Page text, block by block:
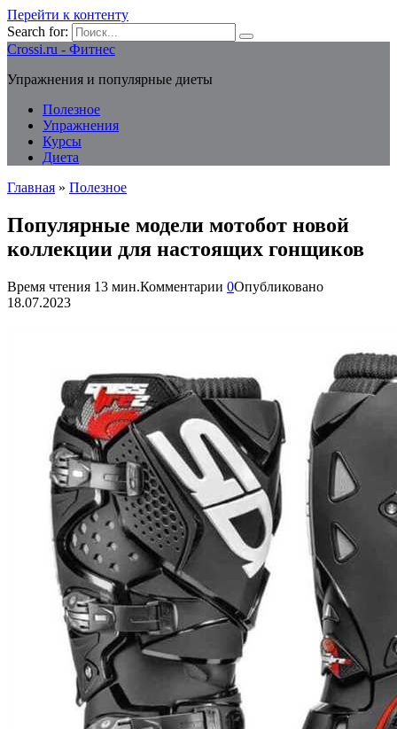
Перейти к контенту
Search for:
Crossi.ru - Фитнес
Упражнения и популярные диеты
Полезное
Упражнения
Курсы
Диета
Главная » Полезное
Популярные модели мотобот новой
коллекции для настоящих гонщиков
Время чтения 13 мин.Комментарии 0Опубликовано
18.07.2023